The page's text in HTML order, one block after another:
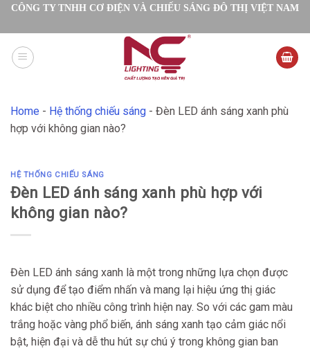
SkipCÔNG TY TNHH CƠ ĐIỆN VÀ CHIẾU SÁNG ĐÔ THỊ VIỆT NAM
Home - Hệ thống chiếu sáng - Đèn LED ánh sáng xanh phù
hợp với không gian nào?
HỆ THỐNG CHIẾU SÁNG
Đèn LED ánh sáng xanh phù hợp với
không gian nào?
Đèn LED ánh sáng xanh là một trong những lựa chọn được
sử dụng để tạo điểm nhấn và mang lại hiệu ứng thị giác
khác biệt cho nhiều công trình hiện nay. So với các gam màu
trắng hoặc vàng phổ biến, ánh sáng xanh tạo cảm giác nổi
bật, hiện đại và dễ thu hút sự chú ý trong không gian ban